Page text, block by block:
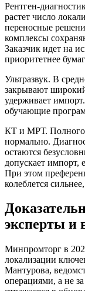
Рентген-
растет число
переносные
комплексы
Заказчик идет на
приоритетнее
Ультразвук. В
закрывают
удерживает
обучающие
КТ и МРТ. Полного
нормально.
остаются
допускает импорт,
При этом
колеблется
эксперты и
Минпромторг в
локализации
Мантурова,
операциями, а не